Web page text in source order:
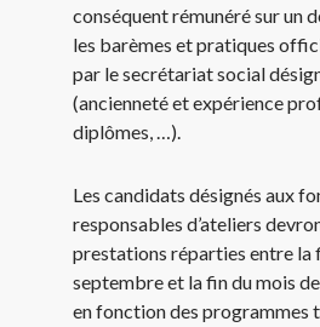
conséquent rémunéré sur un
les barèmes et pratiques
par le secrétariat social
(ancienneté et expérience
diplômes, …).
Les candidats désignés aux
responsables d’ateliers
prestations réparties entre la
septembre et la fin du mois
en fonction des programmes